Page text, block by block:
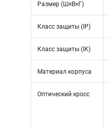
Размер (Ш×В×Г)
Класс защиты (IP)
Класс защиты (IK)
Материал корпуса
Оптический кросс